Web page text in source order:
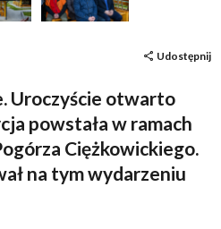
Udostępnij
Uroczyście otwarto
powstała w ramach
Ciężkowickiego.
na tym wydarzeniu